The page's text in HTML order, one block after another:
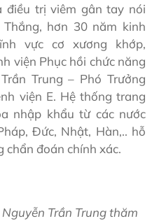
điều trị viêm gân tay nói
Thắng, hơn 30 năm kinh
vực cơ xương khớp,
viện Phục hồi chức năng
Trung – Phó Trưởng
viện E. Hệ thống trang
nhập khẩu từ các nước
Đức, Nhật, Hàn,.. hỗ
chẩn đoán chính xác.
Trần Trung thăm